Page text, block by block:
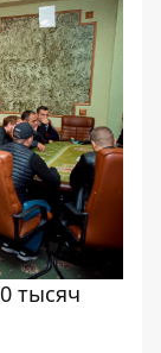
тысяч